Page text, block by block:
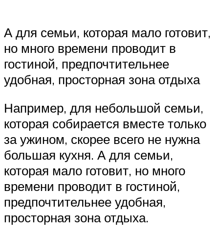
А для семьи, которая мало готовит,
но много времени проводит в
гостиной, предпочтительнее
удобная, просторная зона отдыха
Например, для небольшой семьи,
которая собирается вместе только
за ужином, скорее всего не нужна
большая кухня. А для семьи,
которая мало готовит, но много
времени проводит в гостиной,
предпочтительнее удобная,
просторная зона отдыха.